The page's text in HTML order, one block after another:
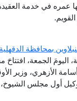
عمره في خدمة
بمحافظة الدقهلية
اليومَ الجمعة،
الأزهري، وزير
وكيل أول مجلس